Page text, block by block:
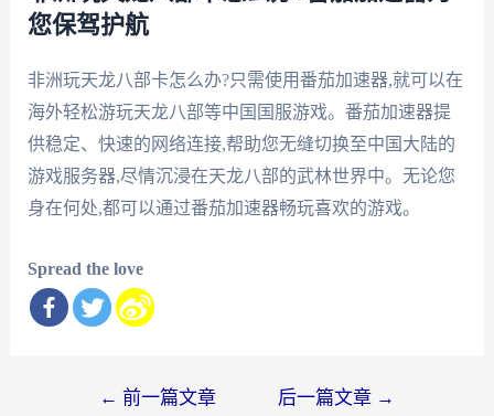
您保驾护航
非洲玩天龙八部卡怎么办?只需使用番茄加速器,就可以在
海外轻松游玩天龙八部等中国国服游戏。番茄加速器提
供稳定、快速的网络连接,帮助您无缝切换至中国大陆的
游戏服务器,尽情沉浸在天龙八部的武林世界中。无论您
身在何处,都可以通过番茄加速器畅玩喜欢的游戏。
Spread the love
← 前一篇文章 后一篇文章 →